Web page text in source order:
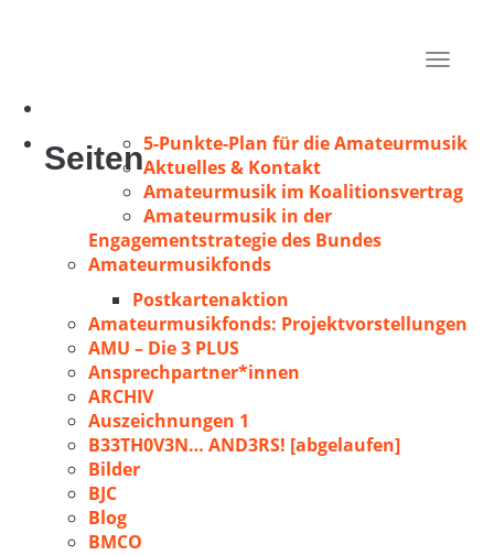
Toggle
Seiten5-Punkte-Plan für die Amateurmusik
Aktuelles & Kontakt
Amateurmusik im Koalitionsvertrag
Amateurmusik in der
Engagementstrategie des Bundes
Amateurmusikfonds
Postkartenaktion
Amateurmusikfonds: Projektvorstellungen
AMU – Die 3 PLUS
Ansprechpartner*innen
ARCHIV
Auszeichnungen 1
B33TH0V3N… AND3RS! [abgelaufen]
Bilder
BJC
Blog
BMCO